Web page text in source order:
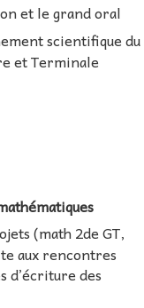
et le grand oral
scientifique du
et Terminale
(math 2de GT,
aux rencontres
d’écriture des